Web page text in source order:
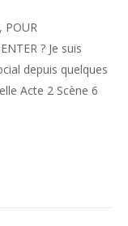
POUR
? Je suis
depuis quelques
Acte 2 Scène 6